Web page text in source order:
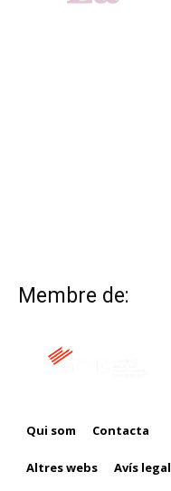
Membre de:
Qui som Contacta
Altres webs Avís legal